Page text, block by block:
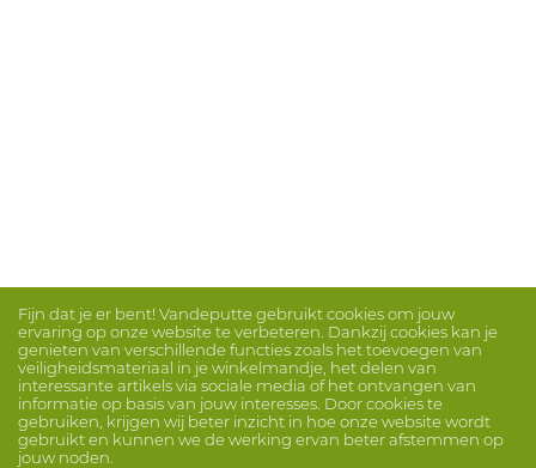
Fijn dat je er bent! Vandeputte gebruikt cookies om jouw
ervaring op onze website te verbeteren. Dankzij cookies kan je
genieten van verschillende functies zoals het toevoegen van
veiligheidsmateriaal in je winkelmandje, het delen van
interessante artikels via sociale media of het ontvangen van
informatie op basis van jouw interesses. Door cookies te
gebruiken, krijgen wij beter inzicht in hoe onze website wordt
gebruikt en kunnen we de werking ervan beter afstemmen op
jouw noden.